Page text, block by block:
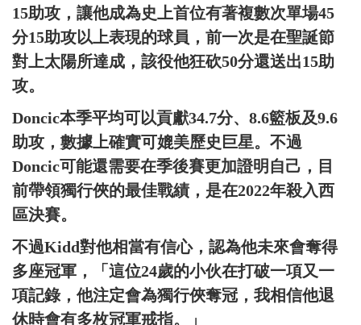
15助攻，讓他成為史上首位有著複數次單場45
分15助攻以上表現的球員，前一次是在聖誕節
對上太陽所達成，該役他狂砍50分還送出15助
攻。
Doncic本季平均可以貢獻34.7分、8.6籃板及9.6
助攻，數據上確實可媲美歷史巨星。不過
Doncic可能還需要在季後賽更加證明自己，目
前帶領獨行俠的最佳戰績，是在2022年殺入西
區決賽。
不過Kidd對他相當有信心，認為他未來會奪得
多座冠軍，「這位24歲的小伙在打破一項又一
項記錄，他注定會為獨行俠奪冠，我相信他退
休時會有多枚冠軍戒指。」